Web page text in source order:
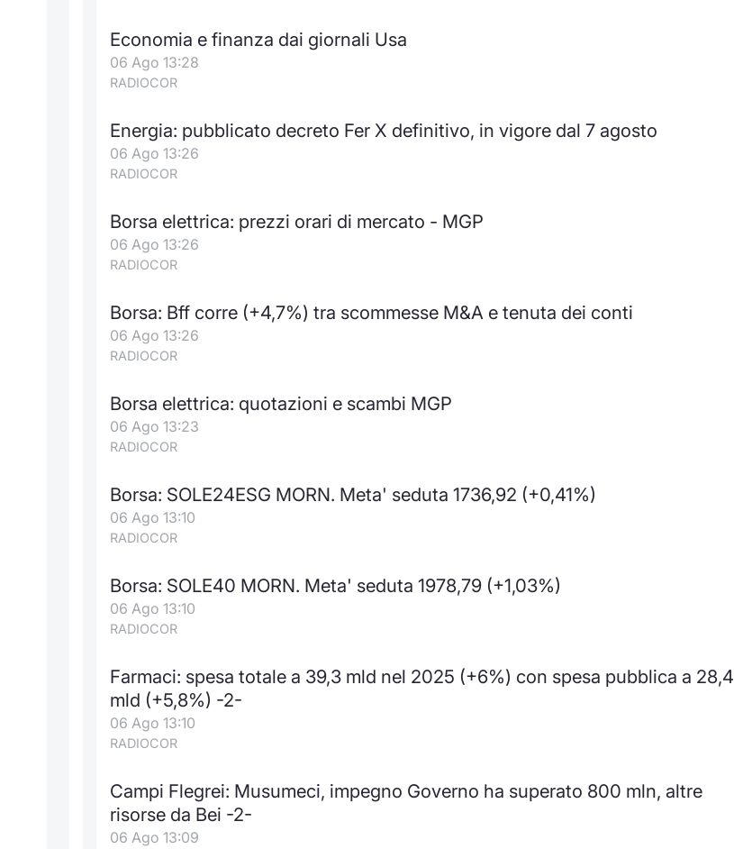
Economia e finanza dai giornali Usa
06 Ago 13:28
RADIOCOR
Energia: pubblicato decreto Fer X definitivo, in vigore dal 7 agosto
06 Ago 13:26
RADIOCOR
Borsa elettrica: prezzi orari di mercato - MGP
06 Ago 13:26
RADIOCOR
Borsa: Bff corre (+4,7%) tra scommesse M&A e tenuta dei conti
06 Ago 13:26
RADIOCOR
Borsa elettrica: quotazioni e scambi MGP
06 Ago 13:23
RADIOCOR
Borsa: SOLE24ESG MORN. Meta' seduta 1736,92 (+0,41%)
06 Ago 13:10
RADIOCOR
Borsa: SOLE40 MORN. Meta' seduta 1978,79 (+1,03%)
06 Ago 13:10
RADIOCOR
Farmaci: spesa totale a 39,3 mld nel 2025 (+6%) con spesa pubblica a 28,4
mld (+5,8%) -2-
06 Ago 13:10
RADIOCOR
Campi Flegrei: Musumeci, impegno Governo ha superato 800 mln, altre
risorse da Bei -2-
06 Ago 13:09